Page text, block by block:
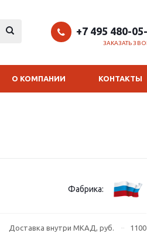
+7 495 480-
ЗАКАЗАТЬ
О КОМПАНИИ КОНТАКТЫ
Фабрика:
Доставка внутри МКАД, руб.
1100